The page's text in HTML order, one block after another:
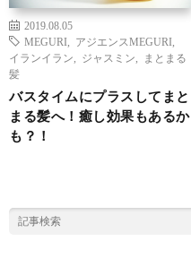
2019.08.05
MEGURI
アジエンスMEGURI
イランイラン
ジャスミン
まとまる
髪
バスタイムにプラスしてまと
まる髪へ！癒し効果もあるか
も？！